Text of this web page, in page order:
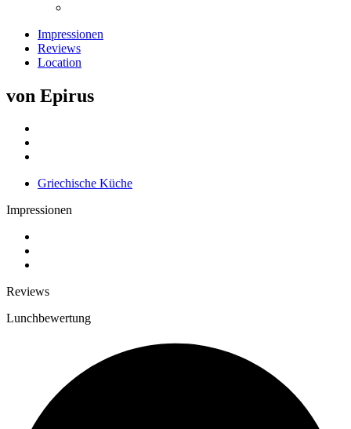
Impressionen
Reviews
Location
von Epirus
Griechische Küche
Impressionen
Reviews
Lunchbewertung